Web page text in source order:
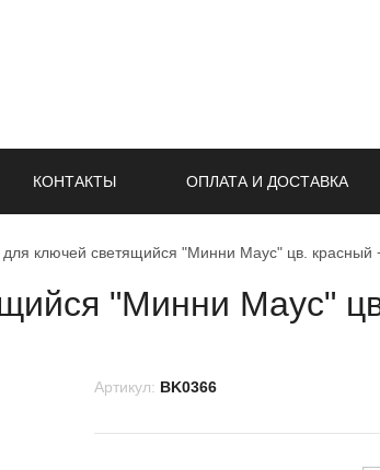
КОНТАКТЫ ОПЛАТА И ДОСТАВКА
для ключей светящийся "Минни Маус" цв. красный
"Минни Маус"
Артикул: BK0366